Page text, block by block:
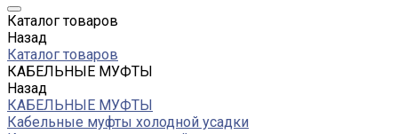
Каталог товаров
Назад
Каталог товаров
КАБЕЛЬНЫЕ МУФТЫ
Назад
КАБЕЛЬНЫЕ МУФТЫ
Кабельные муфты холодной усадки